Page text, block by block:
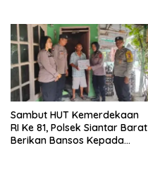
Sambut HUT Kemerdekaan
RI Ke 81, Polsek Siantar Barat
Berikan Bansos Kepada